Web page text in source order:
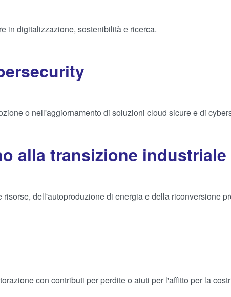
in digitalizzazione, sostenibilità e ricerca.
o nell'aggiornamento di soluzioni cloud sicure e di
alla transizione industriale
dell'autoproduzione di energia e della riconversione
con contributi per perdite o aiuti per l'affitto per la